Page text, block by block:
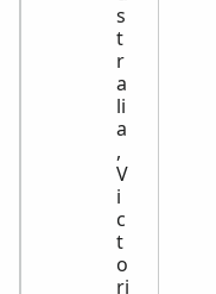
s
t
r
a
li
a
,
V
i
c
t
o
ri